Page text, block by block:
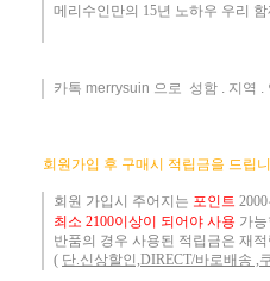
메리수인만의 15년 노하우 ​우리
카톡 merrysuin 으로 성함 . 지역 .
회원가입 후 구매시 적립금을 드립
회원 가입시 주어지는 포인트
최소 2100이상이 되어야 사용 가능
반품의 경우 사용된 적립금은 재
( 단.신상할인,DIRECT/바로배송 ,